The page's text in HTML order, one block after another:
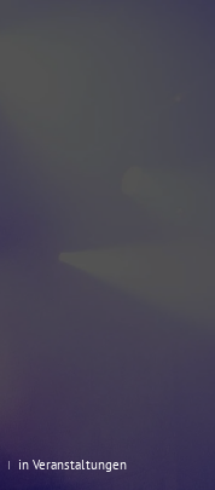
in Veranstaltungen